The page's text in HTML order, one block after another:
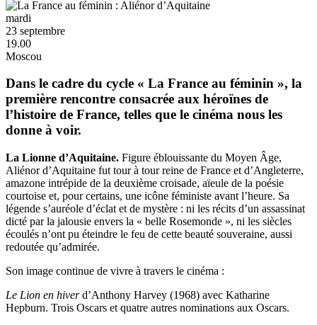
mardi
23 septembre
19.00
Moscou
Dans le cadre du cycle « La France au féminin », la
première rencontre consacrée aux héroïnes de
l’histoire de France, telles que le cinéma nous les
donne à voir.
La Lionne d’Aquitaine. Figure éblouissante du Moyen Âge,
Aliénor d’Aquitaine fut tour à tour reine de France et d’Angleterre,
amazone intrépide de la deuxième croisade, aïeule de la poésie
courtoise et, pour certains, une icône féministe avant l’heure. Sa
légende s’auréole d’éclat et de mystère : ni les récits d’un assassinat
dicté par la jalousie envers la « belle Rosemonde », ni les siècles
écoulés n’ont pu éteindre le feu de cette beauté souveraine, aussi
redoutée qu’admirée.
Son image continue de vivre à travers le cinéma :
Le Lion en hiverd’Anthony Harvey (1968) avec Katharine
Hepburn. Trois Oscars et quatre autres nominations aux Oscars.